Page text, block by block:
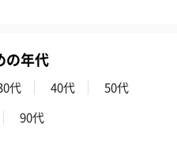
の年代
代 40代
50代
90代